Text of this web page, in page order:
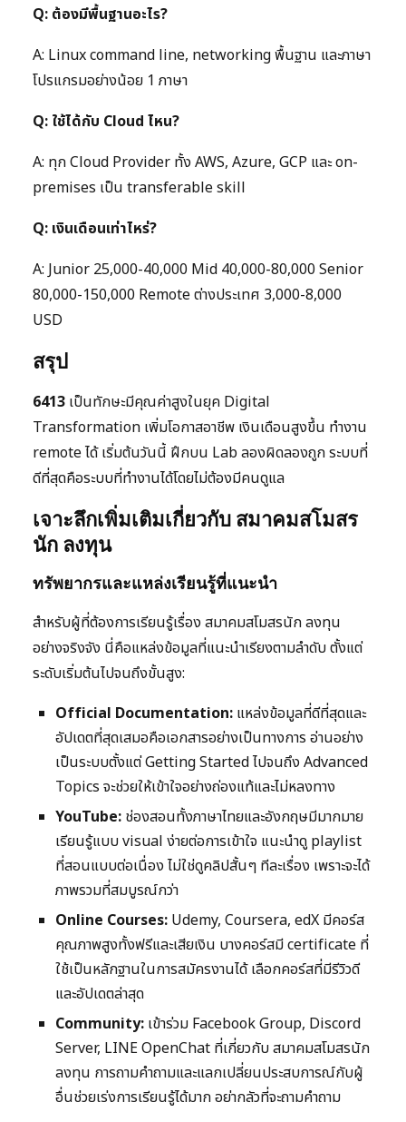
Q: ต้องมีพื้นฐานอะไร?
A: Linux command line, networking พื้นฐาน และภาษา
โปรแกรมอย่างน้อย 1 ภาษา
Q: ใช้ได้กับ Cloud ไหน?
A: ทุก Cloud Provider ทั้ง AWS, Azure, GCP และ on-
premises เป็น transferable skill
Q: เงินเดือนเท่าไหร่?
A: Junior 25,000-40,000 Mid 40,000-80,000 Senior
80,000-150,000 Remote ต่างประเทศ 3,000-8,000
USD
สรุป
6413 เป็นทักษะมีคุณค่าสูงในยุค Digital
Transformation เพิ่มโอกาสอาชีพ เงินเดือนสูงขึ้น ทำงาน
remote ได้ เริ่มต้นวันนี้ ฝึกบน Lab ลองผิดลองถูก ระบบที่
ดีที่สุดคือระบบที่ทำงานได้โดยไม่ต้องมีคนดูแล
เจาะลึกเพิ่มเติมเกี่ยวกับ สมาคมสโมสร
นัก ลงทุน
ทรัพยากรและแหล่งเรียนรู้ที่แนะนำ
สำหรับผู้ที่ต้องการเรียนรู้เรื่อง สมาคมสโมสรนัก ลงทุน
อย่างจริงจัง นี่คือแหล่งข้อมูลที่แนะนำเรียงตามลำดับ ตั้งแต่
ระดับเริ่มต้นไปจนถึงขั้นสูง:
Official Documentation: แหล่งข้อมูลที่ดีที่สุดและ
อัปเดตที่สุดเสมอคือเอกสารอย่างเป็นทางการ อ่านอย่าง
เป็นระบบตั้งแต่ Getting Started ไปจนถึง Advanced
Topics จะช่วยให้เข้าใจอย่างถ่องแท้และไม่หลงทาง
YouTube: ช่องสอนทั้งภาษาไทยและอังกฤษมีมากมาย
เรียนรู้แบบ visual ง่ายต่อการเข้าใจ แนะนำดู playlist
ที่สอนแบบต่อเนื่อง ไม่ใช่ดูคลิปสั้นๆ ทีละเรื่อง เพราะจะได้
ภาพรวมที่สมบูรณ์กว่า
Online Courses: Udemy, Coursera, edX มีคอร์ส
คุณภาพสูงทั้งฟรีและเสียเงิน บางคอร์สมี certificate ที่
ใช้เป็นหลักฐานในการสมัครงานได้ เลือกคอร์สที่มีรีวิวดี
และอัปเดตล่าสุด
Community: เข้าร่วม Facebook Group, Discord
Server, LINE OpenChat ที่เกี่ยวกับ สมาคมสโมสรนัก
ลงทุน การถามคำถามและแลกเปลี่ยนประสบการณ์กับผู้
อื่นช่วยเร่งการเรียนรู้ได้มาก อย่ากลัวที่จะถามคำถาม